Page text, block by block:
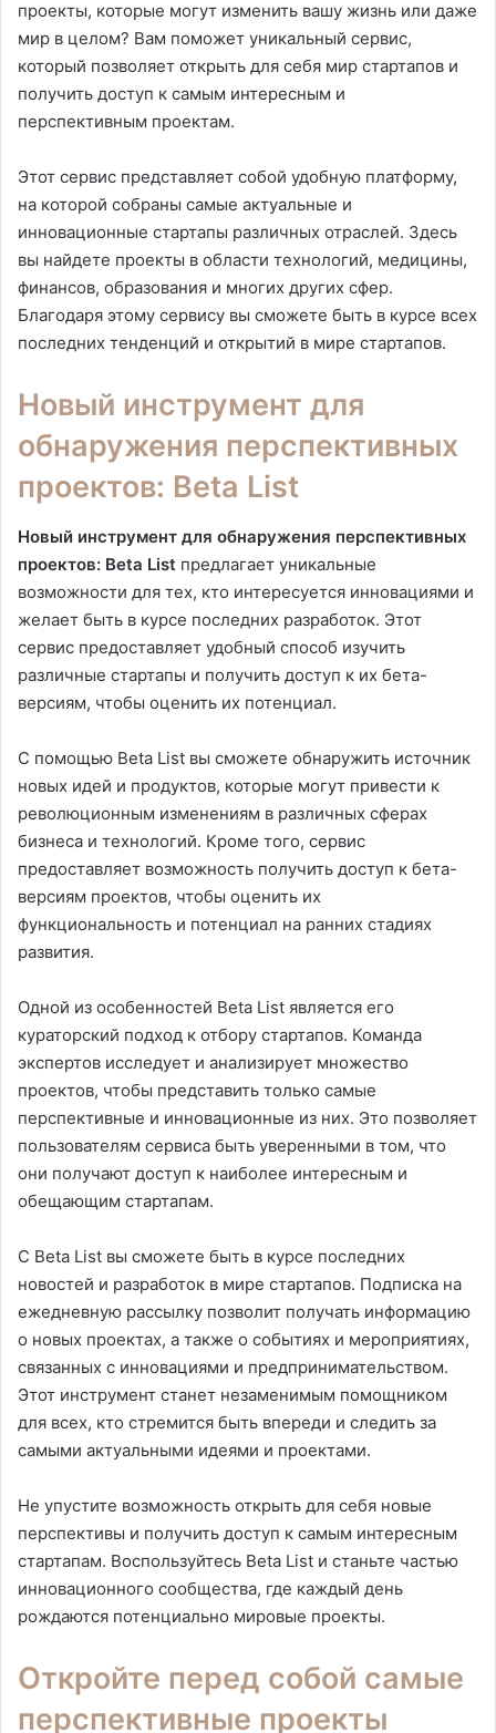
проекты, которые могут изменить вашу жизнь или даже
мир в целом? Вам поможет уникальный сервис,
который позволяет открыть для себя мир стартапов и
получить доступ к самым интересным и
перспективным проектам.
Этот сервис представляет собой удобную платформу,
на которой собраны самые актуальные и
инновационные стартапы различных отраслей. Здесь
вы найдете проекты в области технологий, медицины,
финансов, образования и многих других сфер.
Благодаря этому сервису вы сможете быть в курсе всех
последних тенденций и открытий в мире стартапов.
Новый инструмент для
обнаружения перспективных
проектов: Beta List
Новый инструмент для обнаружения перспективных
проектов: Beta List предлагает уникальные
возможности для тех, кто интересуется инновациями и
желает быть в курсе последних разработок. Этот
сервис предоставляет удобный способ изучить
различные стартапы и получить доступ к их бета-
версиям, чтобы оценить их потенциал.
С помощью Beta List вы сможете обнаружить источник
новых идей и продуктов, которые могут привести к
революционным изменениям в различных сферах
бизнеса и технологий. Кроме того, сервис
предоставляет возможность получить доступ к бета-
версиям проектов, чтобы оценить их
функциональность и потенциал на ранних стадиях
развития.
Одной из особенностей Beta List является его
кураторский подход к отбору стартапов. Команда
экспертов исследует и анализирует множество
проектов, чтобы представить только самые
перспективные и инновационные из них. Это позволяет
пользователям сервиса быть уверенными в том, что
они получают доступ к наиболее интересным и
обещающим стартапам.
С Beta List вы сможете быть в курсе последних
новостей и разработок в мире стартапов. Подписка на
ежедневную рассылку позволит получать информацию
о новых проектах, а также о событиях и мероприятиях,
связанных с инновациями и предпринимательством.
Этот инструмент станет незаменимым помощником
для всех, кто стремится быть впереди и следить за
самыми актуальными идеями и проектами.
Не упустите возможность открыть для себя новые
перспективы и получить доступ к самым интересным
стартапам. Воспользуйтесь Beta List и станьте частью
инновационного сообщества, где каждый день
рождаются потенциально мировые проекты.
Откройте перед собой самые
перспективные проекты